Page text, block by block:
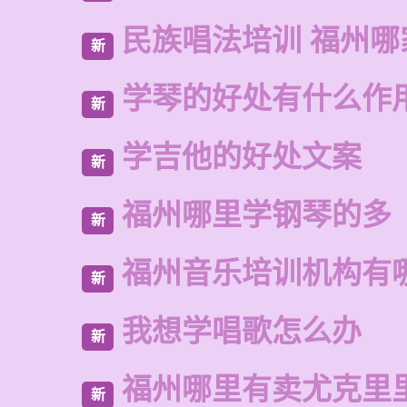
新 民族唱法培训 福州
新 学琴的好处有什么作
新 学吉他的好处文案
新 福州哪里学钢琴的多
新 福州音乐培训机构有
新 我想学唱歌怎么办
新 福州哪里有卖尤克里